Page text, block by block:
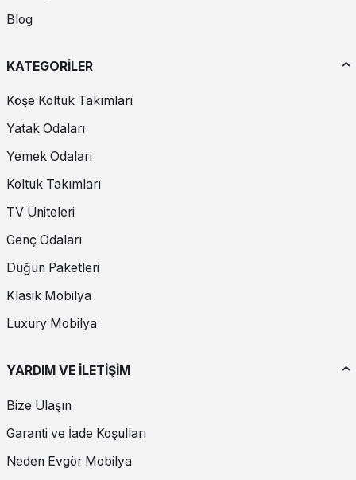
Blog
KATEGORİLER
Köşe Koltuk Takımları
Yatak Odaları
Yemek Odaları
Koltuk Takımları
TV Üniteleri
Genç Odaları
Düğün Paketleri
Klasik Mobilya
Luxury Mobilya
YARDIM VE İLETİŞİM
Bize Ulaşın
Garanti ve İade Koşulları
Neden Evgör Mobilya